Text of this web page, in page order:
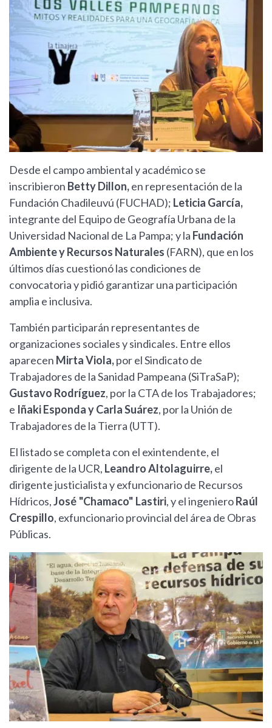
Desde el campo ambiental y académico se
inscribieron Betty Dillon,en representación de la
Fundación Chadileuvú (FUCHAD); Leticia García,
integrante del Equipo de Geografía Urbana de la
Universidad Nacional de La Pampa; y la Fundación
Ambiente y Recursos Naturales (FARN), que en los
últimos días cuestionó las condiciones de
convocatoria y pidió garantizar una participación
amplia e inclusiva.
También participarán representantes de
organizaciones sociales y sindicales. Entre ellos
aparecen Mirta Viola,por el Sindicato de
Trabajadores de la Sanidad Pampeana (SiTraSaP);
Gustavo Rodríguez, por la CTA de los Trabajadores;
e Iñaki Esponda y Carla Suárez, por la Unión de
Trabajadores de la Tierra (UTT).
El listado se completa con el exintendente, el
dirigente de la UCR, Leandro Altolaguirre,el
dirigente justicialista y exfuncionario de Recursos
Hídricos,José "Chamaco" Lastiri, y el ingenieroRaúl
Crespillo, exfuncionario provincial del área de Obras
Públicas.